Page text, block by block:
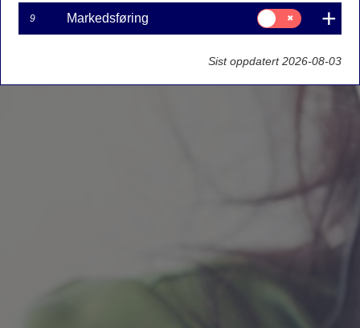
9 Markedsføring
Samtykke
til:
Markedsføring
Sist oppdatert 2026-08-03